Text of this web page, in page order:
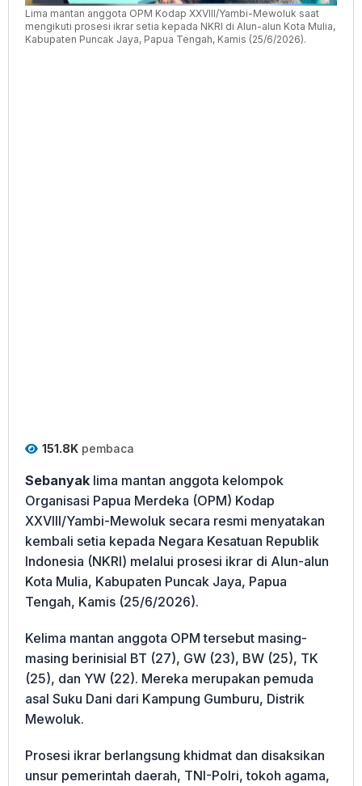
Lima mantan anggota OPM Kodap XXVIII/Yambi-Mewoluk saat
mengikuti prosesi ikrar setia kepada NKRI di Alun-alun Kota Mulia,
Kabupaten Puncak Jaya, Papua Tengah, Kamis (25/6/2026).
151.8K pembaca
Sebanyak lima mantan anggota kelompok
Organisasi Papua Merdeka (OPM) Kodap
XXVIII/Yambi-Mewoluk secara resmi menyatakan
kembali setia kepada Negara Kesatuan Republik
Indonesia (NKRI) melalui prosesi ikrar di Alun-alun
Kota Mulia, Kabupaten Puncak Jaya, Papua
Tengah, Kamis (25/6/2026).
Kelima mantan anggota OPM tersebut masing-
masing berinisial BT (27), GW (23), BW (25), TK
(25), dan YW (22). Mereka merupakan pemuda
asal Suku Dani dari Kampung Gumburu, Distrik
Mewoluk.
Prosesi ikrar berlangsung khidmat dan disaksikan
unsur pemerintah daerah, TNI-Polri, tokoh agama,